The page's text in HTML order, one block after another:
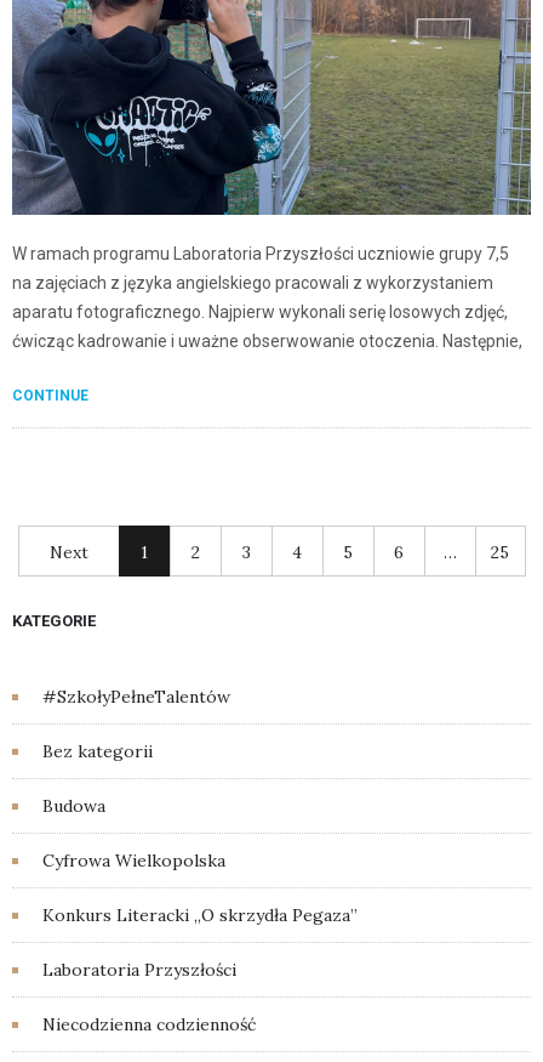
W ramach programu Laboratoria Przyszłości uczniowie grupy 7,5
na zajęciach z języka angielskiego pracowali z wykorzystaniem
aparatu fotograficznego. Najpierw wykonali serię losowych zdjęć,
ćwicząc kadrowanie i uważne obserwowanie otoczenia. Następnie,
CONTINUE
Next 1 2 3 4 5 6 … 25
KATEGORIE
#SzkołyPełneTalentów
Bez kategorii
Budowa
Cyfrowa Wielkopolska
Konkurs Literacki „O skrzydła Pegaza”
Laboratoria Przyszłości
Niecodzienna codzienność